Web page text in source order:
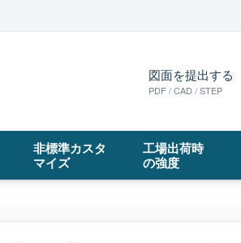
図面を提出する
PDF / CAD / STEP
非標準カスタ
マイズ
工場出荷時
の強度